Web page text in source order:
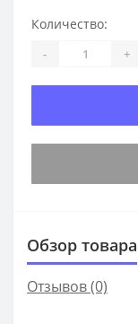
Количество:
- +
Обзор товара
Отзывов (0)